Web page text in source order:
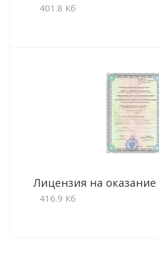
401.8 Кб
Лицензия на оказание
416.9 Кб